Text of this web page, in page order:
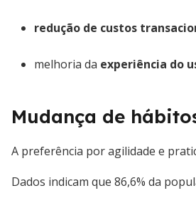
redução de custos
melhoria da experiência do
Mudança de
A preferência por agilidade e
Dados indicam que 86,6% da